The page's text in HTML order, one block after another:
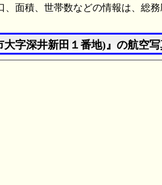
、面積、世帯数などの情報は、総
大字深井新田１番地)』の航空